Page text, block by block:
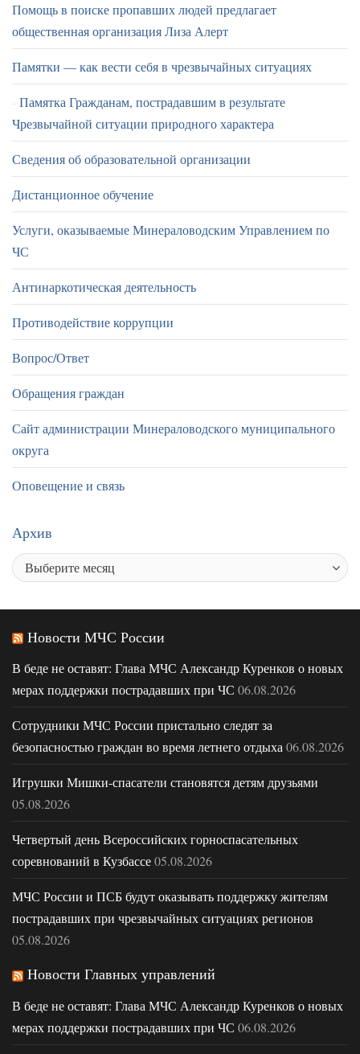
Помощь в поиске пропавших людей предлагает
общественная организация Лиза Алерт
Памятки — как вести себя в чрезвычайных ситуациях
Памятка Гражданам, пострадавшим в результате
Чрезвычайной ситуации природного характера
Сведения об образовательной организации
Дистанционное обучение
Услуги, оказываемые Минераловодским Управлением по
ЧС
Антинаркотическая деятельность
Противодействие коррупции
Вопрос/Ответ
Обращения граждан
Сайт администрации Минераловодского муниципального
округа
Оповещение и связь
Архив
Новости МЧС России
В беде не оставят: Глава МЧС Александр Куренков о новых
мерах поддержки пострадавших при ЧС 06.08.2026
Сотрудники МЧС России пристально следят за
безопасностью граждан во время летнего отдыха 06.08.2026
Игрушки Мишки-спасатели становятся детям друзьями
05.08.2026
Четвертый день Всероссийских горноспасательных
соревнований в Кузбассе05.08.2026
МЧС России и ПСБ будут оказывать поддержку жителям
пострадавших при чрезвычайных ситуациях регионов
05.08.2026
Новости Главных управлений
В беде не оставят: Глава МЧС Александр Куренков о новых
мерах поддержки пострадавших при ЧС 06.08.2026